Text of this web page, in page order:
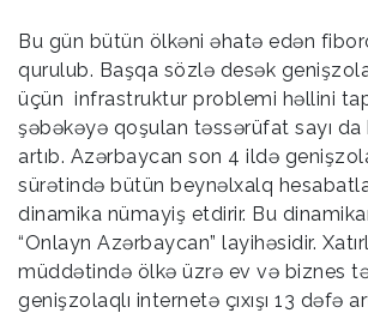
Bu gün bütün ölkəni əhatə edən
qurulub. Başqa sözlə desək
üçün infrastruktur problemi həllini
şəbəkəyə qoşulan təssərüfat sayı
artıb. Azərbaycan son 4 ildə
sürətində bütün beynəlxalq
dinamika nümayiş etdirir. Bu
“Onlayn Azərbaycan” layihəsidir.
müddətində ölkə üzrə ev və biznes
genişzolaqlı internetə çıxışı 13 dəfə